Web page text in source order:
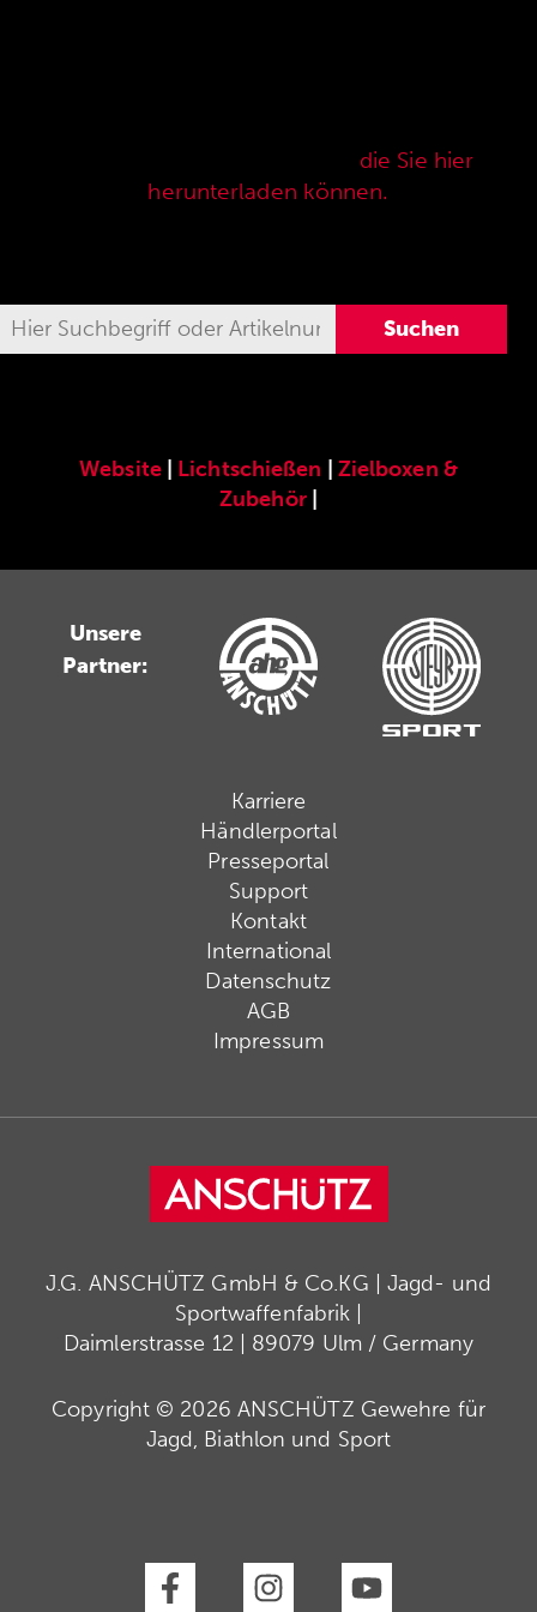
die Sie hier
herunterladen können.
Website| Lichtschießen
Zielboxen &
Zubehör|
Unsere
Partner:
Karriere
Händlerportal
Presseportal
Support
Kontakt
International
Datenschutz
AGB
Impressum
J.G. ANSCHÜTZ GmbH & Co.KG | Jagd- und
Sportwaffenfabrik |
Daimlerstrasse 12 | 89079 Ulm / Germany
Copyright © 2026 ANSCHÜTZ Gewehre für
Jagd, Biathlon und Sport